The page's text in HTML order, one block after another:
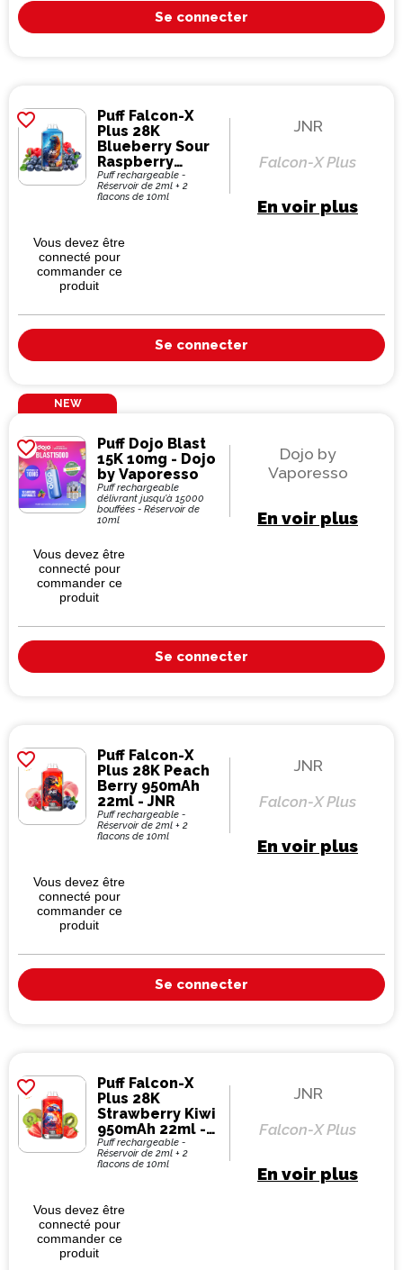
Se connecter
favorite_border
Puff Falcon-X
Plus 28K
Blueberry Sour
Raspberry
950mAh 22ml -
JNR
Puff rechargeable -
Réservoir de 2ml + 2
flacons de 10ml
JNR
Falcon-X Plus
En voir plus
Vous devez être
connecté pour
commander ce
produit
Se connecter
NEW
favorite_border
Puff Dojo Blast
15K 10mg - Dojo
by Vaporesso
Puff rechargeable
délivrant jusqu'à 15000
bouffées - Réservoir de
10ml
Dojo by
Vaporesso
En voir plus
Vous devez être
connecté pour
commander ce
produit
Se connecter
favorite_border
Puff Falcon-X
Plus 28K Peach
Berry 950mAh
22ml - JNR
Puff rechargeable -
Réservoir de 2ml + 2
flacons de 10ml
JNR
Falcon-X Plus
En voir plus
Vous devez être
connecté pour
commander ce
produit
Se connecter
favorite_border
Puff Falcon-X
Plus 28K
Strawberry Kiwi
950mAh 22ml -
JNR
Puff rechargeable -
Réservoir de 2ml + 2
flacons de 10ml
JNR
Falcon-X Plus
En voir plus
Vous devez être
connecté pour
commander ce
produit